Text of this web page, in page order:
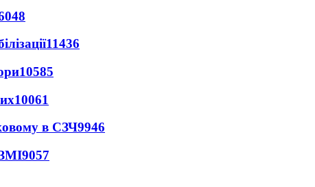
11436
10585
10061
в СЗЧ9946
9057